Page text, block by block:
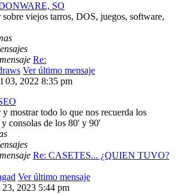
SO
sobre viejos tarros, DOS, juegos, software,
Re:
Ver último mensaje
03, 2022 8:35 pm
y mostrar todo lo que nos recuerda los
consolas de los 80' y 90'
Re: CASETES... ¿QUIEN TUVO?
Ver último mensaje
23, 2023 5:44 pm